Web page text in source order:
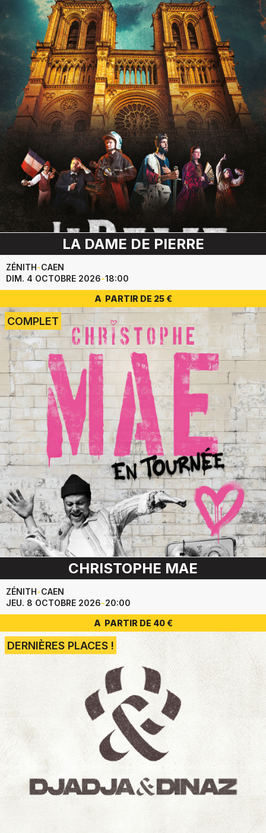
LA DAME DE PIERRE
ZÉNITH-CAEN
DIM. 4 OCTOBRE 2026-18:00
A PARTIR DE 25 €
COMPLET
CHRISTOPHE MAE
ZÉNITH-CAEN
JEU. 8 OCTOBRE 2026-20:00
A PARTIR DE 40 €
DERNIÈRES PLACES !